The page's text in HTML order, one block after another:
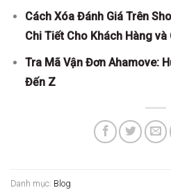
Cách Xóa Đánh Giá Trên
Chi Tiết Cho Khách Hàng và
Tra Mã Vận Đơn Ahamove:
Đến Z
Danh mục: Blog